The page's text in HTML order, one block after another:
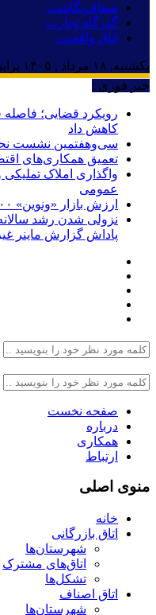
شفاف‌نگاشت
گذرگاه تجارت
اتاق واقعیت
یکشنبه, ۱۸ مرداد , ۱۴۰۵ برابر با - Sunday, 9 August , 2026
خبر فوری :
رویکرد قضایی؛
کاهش داد
سی‌و‌هفتمین نشست نحوه
تعمیق همکاری‌های
واگذاری املاک
عمومی
ارزش بازار «ونوین» ۱۰۰ همت شد
نزولی شدن رشد
پاداش گزارش ماینر
صفحه نخست
درباره
همکاری
ارتباط
منوی اصلی
خانه
اتاق بازرگانی
شهرستان‌ها
اتاق‌های مشترک
تشکل‌ها
اتاق اصناف
شهرستان‌ها